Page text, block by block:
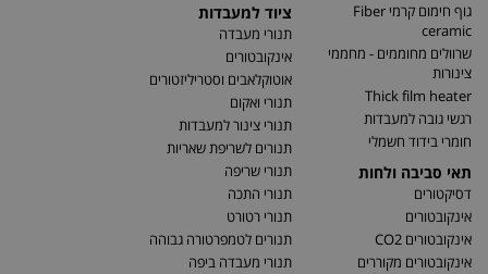
גוף חימום קרמי Fiber
ceramic
שרוולים מחוממים - מחממי
צינורות
Thick film heater
רגשי גובה למעבדות
חומרי בידוד חשמלי
תאי סביבה ולחות
דסיקטורים
אינקובטורים
אינקובטורים CO2
אינקובטורים מקוררים
ציוד למעבדות
תנורי מעבדה
אינקובטורים
אוטוקלאבים וסטריליזטורים
תנורי ואקום
תנורי צינור למעבדות
תנורים לשריפת שאריות
תנורי שריפה
תנורי התכה
תנורי רטורט
תנורים לטמפרטורה גבוהה
תנורי מעבדה ביפה